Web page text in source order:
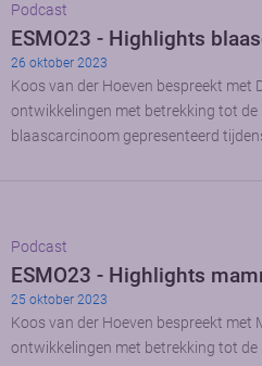
Podcast
ESMO23 - Highlights
26 oktober 2023
Koos van der Hoeven bespreekt met
ontwikkelingen met betrekking tot de
blaascarcinoom gepresenteerd
Podcast
ESMO23 - Highlights
25 oktober 2023
Koos van der Hoeven bespreekt met
ontwikkelingen met betrekking tot de